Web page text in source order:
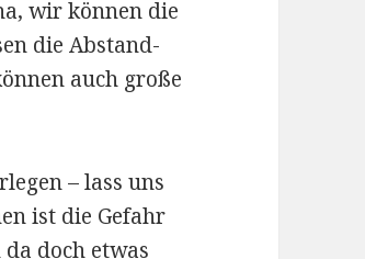
wir können die
die Abstand-
auch große
– lass uns
ist die Gefahr
doch etwas